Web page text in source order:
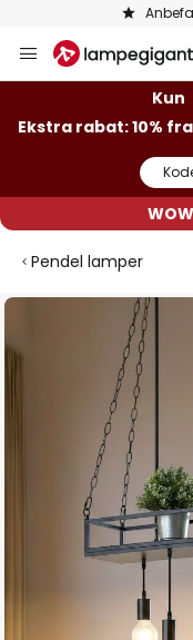
to
Kun
Ekstra rabat: 10% fra
Pendel lamper
Gå
til
slutningen
billedgalleriet